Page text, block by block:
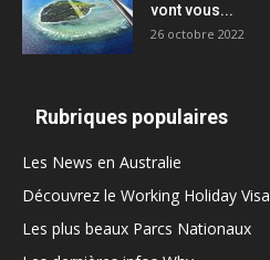
vont vous...
26 octobre 2022
Rubriques populaires
Les News en Australie
Découvrez le Working Holiday Visa
Les plus beaux Parcs Nationaux